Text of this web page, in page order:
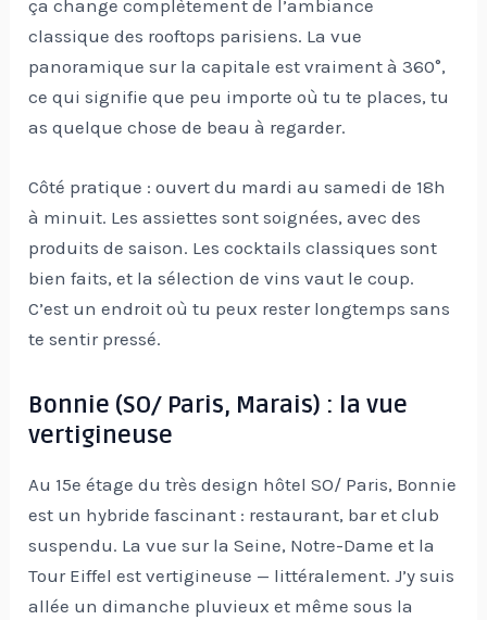
ça change complètement de l’ambiance
classique des rooftops parisiens. La vue
panoramique sur la capitale est vraiment à 360°,
ce qui signifie que peu importe où tu te places, tu
as quelque chose de beau à regarder.
Côté pratique : ouvert du mardi au samedi de 18h
à minuit. Les assiettes sont soignées, avec des
produits de saison. Les cocktails classiques sont
bien faits, et la sélection de vins vaut le coup.
C’est un endroit où tu peux rester longtemps sans
te sentir pressé.
Bonnie (SO/ Paris, Marais) : la vue
vertigineuse
Au 15e étage du très design hôtel SO/ Paris, Bonnie
est un hybride fascinant : restaurant, bar et club
suspendu. La vue sur la Seine, Notre-Dame et la
Tour Eiffel est vertigineuse — littéralement. J’y suis
allée un dimanche pluvieux et même sous la